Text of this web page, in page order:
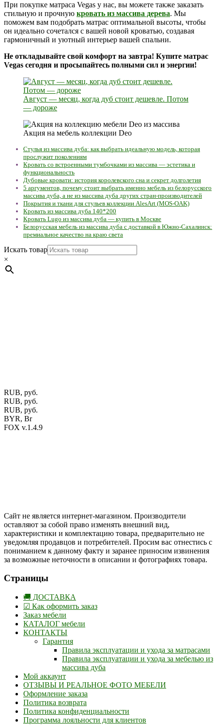
При покупке матраса Vegas у нас, вы можете также заказать
стильную и прочную кровать из массива дерева. Мы
поможем вам подобрать матрас оптимальной высоты, чтобы
он идеально сочетался с вашей новой кроватью, создавая
гармоничный и уютный интерьер вашей спальни.
Не откладывайте свой комфорт на завтра! Купите матрас
Vegas сегодня и просыпайтесь полными сил и энергии!
Август — месяц, когда дуб стоит дешевле. Потом
— дороже
Акция на мебель коллекции Deo
Стулья из массива дуба: как выбрать идеальную модель, которая
прослужит поколениям
Кровать со встроенными тумбочками из массива — эстетика и
функциональность
Дубовые кровати: история королевского сна и секрет долголетия
5 аргументов, почему стоит выбрать именно мебель из белорусского
массива дуба, а не из массива дуба других стран-производителей
Покрытия и ткани для стульев коллекции AlesArt (MOS-OAK)
Кровать из массива дуба 140*200
Кровать Lugo из массива дуба — купить в Москве
Белорусская мебель из массива дуба с доставкой в Южно-Сахалинск:
премиальное качество на краю света
Искать товар
×
RUB, руб.
RUB, руб.
RUB, руб.
BYR, Br
FOX v.1.4.9
Сайт не является интернет-магазином. Производители
оставляют за собой право изменять внешний вид,
характеристики и комплектацию товара, предварительно не
уведомляя продавцов и потребителей. Просим вас отнестись с
пониманием к данному факту и заранее приносим извинения
за возможные неточности в описании и фотографиях товара.
Страницы
🚚 ДОСТАВКА
☑ Как оформить заказ
Заказ мебели
КАТАЛОГ мебели
КОНТАКТЫ
Гарантия
Правила эксплуатации и ухода за матрасами
Правила эксплуатации и ухода за мебелью из
массива дуба
Мой аккаунт
ОТЗЫВЫ И РЕАЛЬНОЕ ФОТО МЕБЕЛИ
Оформление заказа
Политика возврата
Политика конфиденциальности
Программа лояльности для клиентов